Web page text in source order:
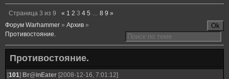
Страница 3 из 9 « 1 2 3 4 5 … 8 9 »
Форум Warhammer » Архив »
Противостояние.
Противостояние.
[101] Br@inEater [2008-12-16, 7:01:12]